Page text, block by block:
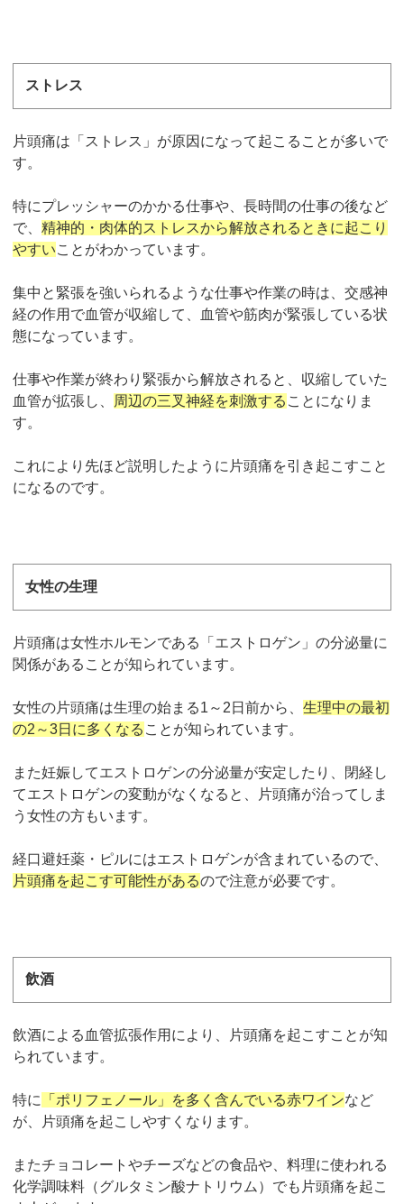
ストレス
片頭痛は「ストレス」が原因になって起こることが多いで
す。
特にプレッシャーのかかる仕事や、長時間の仕事の後など
で、精神的・肉体的ストレスから解放されるときに起こり
やすいことがわかっています。
集中と緊張を強いられるような仕事や作業の時は、交感神
経の作用で血管が収縮して、血管や筋肉が緊張している状
態になっています。
仕事や作業が終わり緊張から解放されると、収縮していた
血管が拡張し、 周辺の三叉神経を刺激する ことになりま
す。
これにより先ほど説明したように片頭痛を引き起こすこと
になるのです。
女性の生理
片頭痛は女性ホルモンである「エストロゲン」の分泌量に
関係があることが知られています。
女性の片頭痛は生理の始まる1～2日前から、生理中の最初
の2～3日に多くなる ことが知られています。
また妊娠してエストロゲンの分泌量が安定したり、閉経し
てエストロゲンの変動がなくなると、片頭痛が治ってしま
う女性の方もいます。
経口避妊薬・ピルにはエストロゲンが含まれているので、
片頭痛を起こす可能性があるので注意が必要です。
飲酒
飲酒による血管拡張作用により、片頭痛を起こすことが知
られています。
特に 「ポリフェノール」を多く含んでいる赤ワインなど
が、片頭痛を起こしやすくなります。
またチョコレートやチーズなどの食品や、料理に使われる
化学調味料（グルタミン酸ナトリウム）でも片頭痛を起こ